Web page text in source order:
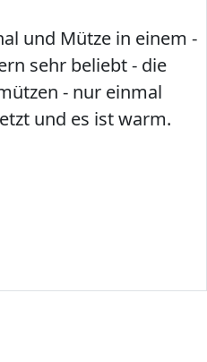
und Mütze in einem -
sehr beliebt - die
- nur einmal
und es ist warm.